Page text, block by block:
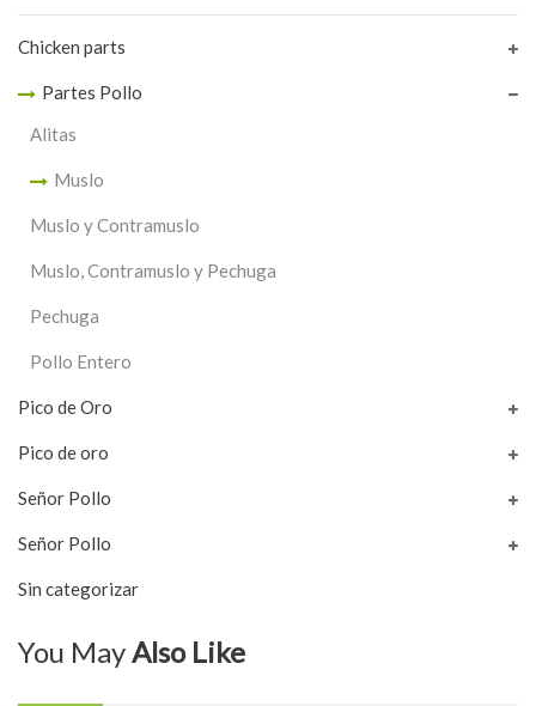
Chicken parts
Partes Pollo
Alitas
Muslo
Muslo y Contramuslo
Muslo, Contramuslo y Pechuga
Pechuga
Pollo Entero
Pico de Oro
Pico de oro
Señor Pollo
Señor Pollo
Sin categorizar
You MayAlso Like